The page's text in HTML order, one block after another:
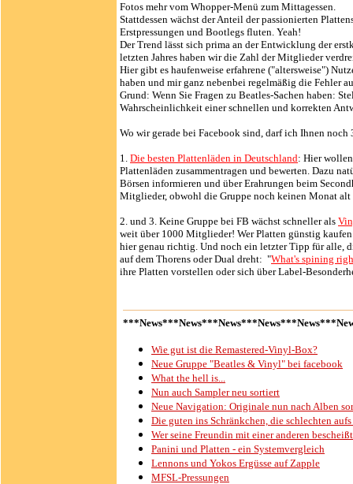
Fotos mehr vom Whopper-Menü zum Mittagessen.
Stattdessen wächst der Anteil der passionierten
Erstpressungen und Bootlegs fluten. Yeah!
Der Trend lässt sich prima an der Entwicklung der
letzten Jahres haben wir die Zahl der Mitglieder
Hier gibt es haufenweise erfahrene ("altersweise")
haben und mir ganz nebenbei regelmäßig die Fehler
Grund: Wenn Sie Fragen zu Beatles-Sachen haben:
Wahrscheinlichkeit einer schnellen und korrekten
Wo wir gerade bei Facebook sind, darf ich Ihnen noch
1. Die besten Plattenläden in Deutschland: Hier
Plattenläden zusammentragen und bewerten. Dazu
Börsen informieren und über Erahrungen beim
Mitglieder, obwohl die Gruppe noch keinen Monat alt
2. und 3. Keine Gruppe bei FB wächst schneller als
weit über 1000 Mitglieder! Wer Platten günstig
hier genau richtig. Und noch ein letzter Tipp für alle,
auf dem Thorens oder Dual dreht: "What's spining
ihre Platten vorstellen oder sich über Label-
Wie gut ist die Remastered-Vinyl-Box?
Neue Gruppe "Beatles & Vinyl" bei facebook
What the hell is...
Nun auch Sampler neu sortiert
Neue Navigation: Originale nun nach Alben
Die guten ins Schränkchen, die schlechten
Wer seine Freundin mit einer anderen
Panini und Platten - ein Systemvergleich
Lennons und Yokos Ergüsse auf Zapple
MFSL-Pressungen